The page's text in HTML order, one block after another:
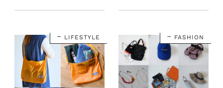
長傘もチェック
LIFESTYLE FASHION